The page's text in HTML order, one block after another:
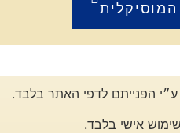
המוסיקלית
הפנייתם לדפי האתר בלבד.
אישי בלבד.